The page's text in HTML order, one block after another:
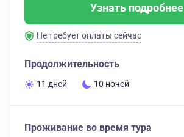
Узнать подробнее
Не требует оплаты сейчас
Продолжительность
11 дней 10 ночей
Проживание во время тура